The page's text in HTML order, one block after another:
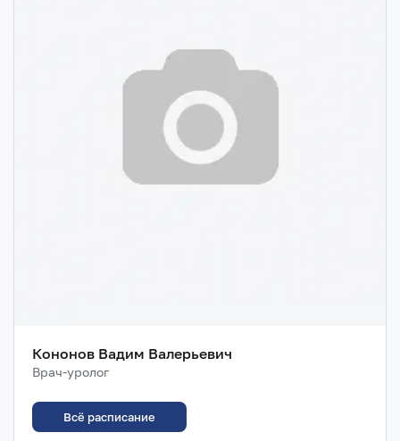
Кононов Вадим Валерьевич
Врач-уролог
Всё расписание